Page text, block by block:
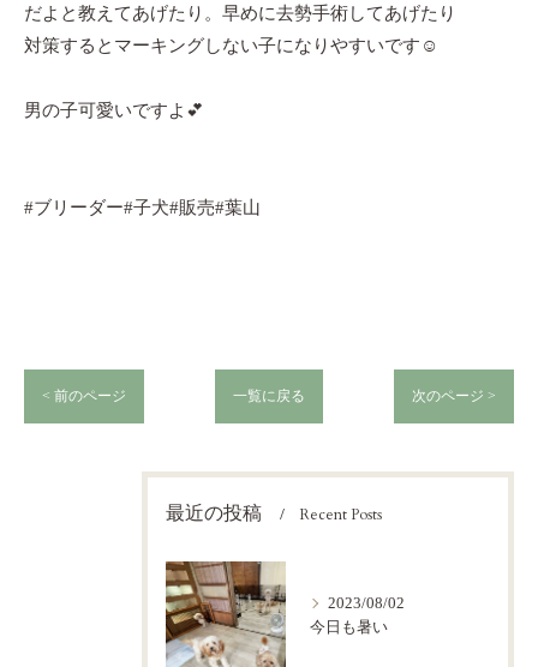
だよと教えてあげたり。早めに去勢手術してあげたり
対策するとマーキングしない子になりやすいです☺️
男の子可愛いですよ💕
#ブリーダー#子犬#販売#葉山
< 前のページ 一覧に戻る 次のページ >
最近の投稿 Recent Posts
2023/08/02
今日も暑い